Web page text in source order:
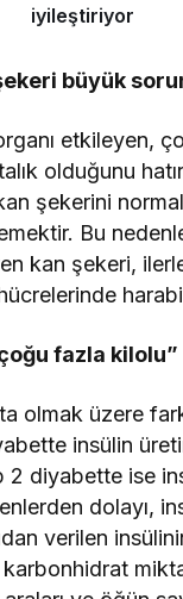
iyileştiriyor
büyük
etkileyen,
olduğunu
şekerini
Bu
kan şekeri,
fazla kilolu”
olmak üzere
insülin
2 diyabette ise
dolayı,
verilen
karbonhidrat